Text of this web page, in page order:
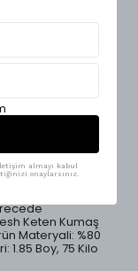
bu özel tasarım
hissini yaşatır.;
rahat
hissetmeni
imkanı
Türkiye'de
Keten Kumaş
Materyali: %80
1.85 Boy, 75 Kilo
almayı kabul
onaylarsınız.